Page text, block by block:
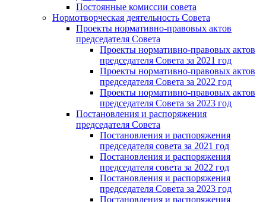
Постоянные комиссии совета
Нормотворческая деятельность Совета
Проекты нормативно-правовых актов
председателя Cовета
Проекты нормативно-правовых актов
председателя Cовета за 2021 год
Проекты нормативно-правовых актов
председателя Cовета за 2022 год
Проекты нормативно-правовых актов
председателя Cовета за 2023 год
Постановления и распоряжения
председателя Cовета
Постановления и распоряжения
председателя совета за 2021 год
Постановления и распоряжения
председателя совета за 2022 год
Постановления и распоряжения
председателя Cовета за 2023 год
Постановления и распоряжения